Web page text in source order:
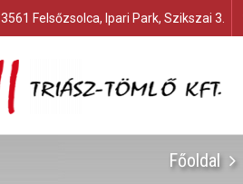
3561 Felsőzsolca, Ipari Park, Szikszai 3.
Főoldal